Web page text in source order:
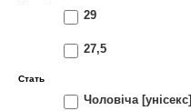
29
27,5
Стать
Чоловіча [унісекс]